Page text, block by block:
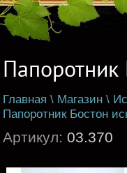
Папоротник
Главная \ Магазин \
Папоротник Бостон
Артикул: 03.370